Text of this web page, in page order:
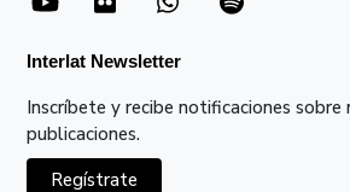
Interlat Newsletter
Inscríbete y recibe notificaciones sobre
publicaciones.
Regístrate